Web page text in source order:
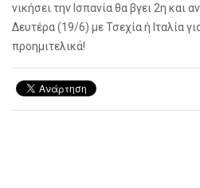
νικήσει την Ισπανία θα βγει 2η και
Δευτέρα (19/6) με Τσεχία ή Ιταλία
προημιτελικά!